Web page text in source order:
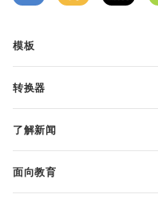
模板
文本文档模板
转换器
转换电子表格
了解新闻
面向教育